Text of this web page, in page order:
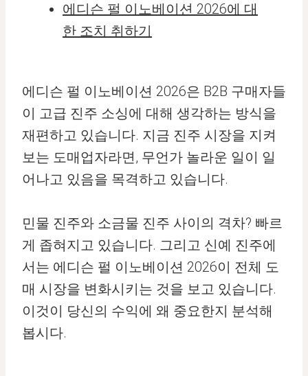
에디슨 펄 이노베이션 2026에 대
한 조치 취하기
에디슨 펄 이노베이션 2026은 B2B 구매자들
이 고급 진주 소싱에 대해 생각하는 방식을
재편하고 있습니다. 지금 진주 시장을 지켜
보는 도매업자라면, 무언가 놀라운 일이 일
어나고 있음을 목격하고 있습니다.
민물 진주와 소금물 진주 사이의 격차? 빠르
게 좁혀지고 있습니다. 그리고 신예 진주에
서는 에디슨 펄 이노베이션 2026이 전체 도
매 시장을 변화시키는 것을 보고 있습니다.
이것이 당신의 수익에 왜 중요한지 분석해
봅시다.